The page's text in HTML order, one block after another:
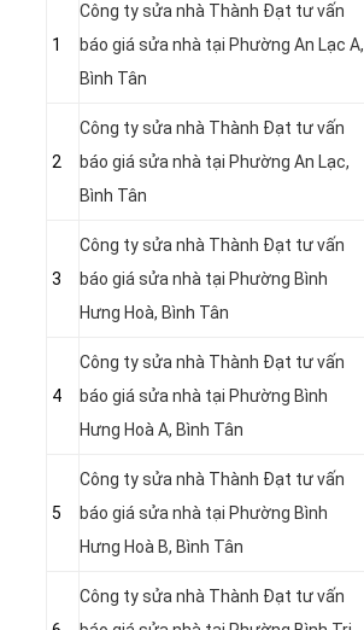
1
Công ty sửa nhà Thành Đạt tư vấn
báo giá sửa nhà tại Phường An Lạc A,
Bình Tân
2
Công ty sửa nhà Thành Đạt tư vấn
báo giá sửa nhà tại Phường An Lạc,
Bình Tân
3
Công ty sửa nhà Thành Đạt tư vấn
báo giá sửa nhà tại Phường Bình
Hưng Hoà, Bình Tân
4
Công ty sửa nhà Thành Đạt tư vấn
báo giá sửa nhà tại Phường Bình
Hưng Hoà A, Bình Tân
5
Công ty sửa nhà Thành Đạt tư vấn
báo giá sửa nhà tại Phường Bình
Hưng Hoà B, Bình Tân
Công ty sửa nhà Thành Đạt tư vấn